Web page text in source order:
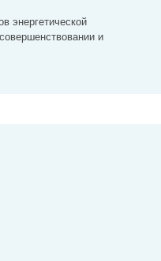
энергетической
и